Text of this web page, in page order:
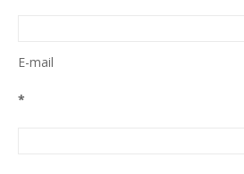
E-mail
*